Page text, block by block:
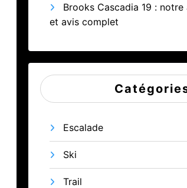
Brooks Cascadia 19 :
et avis complet
Escalade
Ski
Trail